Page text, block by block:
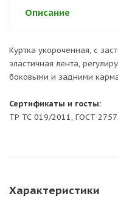
Описание
Куртка укороченная, с
эластичная лента,
боковыми и задними
Сертификаты и госты:
ТР ТС 019/2011, ГОСТ
Характеристики